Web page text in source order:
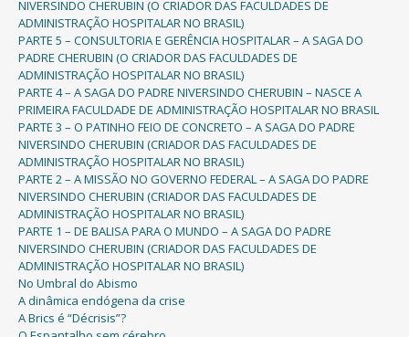
NIVERSINDO CHERUBIN (O CRIADOR DAS FACULDADES DE
ADMINISTRAÇÃO HOSPITALAR NO BRASIL)
PARTE 5 – CONSULTORIA E GERÊNCIA HOSPITALAR – A SAGA DO
PADRE CHERUBIN (O CRIADOR DAS FACULDADES DE
ADMINISTRAÇÃO HOSPITALAR NO BRASIL)
PARTE 4 – A SAGA DO PADRE NIVERSINDO CHERUBIN – NASCE A
PRIMEIRA FACULDADE DE ADMINISTRAÇÃO HOSPITALAR NO BRASIL
PARTE 3 – O PATINHO FEIO DE CONCRETO – A SAGA DO PADRE
NIVERSINDO CHERUBIN (CRIADOR DAS FACULDADES DE
ADMINISTRAÇÃO HOSPITALAR NO BRASIL)
PARTE 2 – A MISSÃO NO GOVERNO FEDERAL – A SAGA DO PADRE
NIVERSINDO CHERUBIN (CRIADOR DAS FACULDADES DE
ADMINISTRAÇÃO HOSPITALAR NO BRASIL)
PARTE 1 – DE BALISA PARA O MUNDO – A SAGA DO PADRE
NIVERSINDO CHERUBIN (CRIADOR DAS FACULDADES DE
ADMINISTRAÇÃO HOSPITALAR NO BRASIL)
No Umbral do Abismo
A dinâmica endógena da crise
A Brics é “Décrisis”?